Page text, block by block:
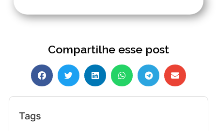
Compartilhe esse post
Tags